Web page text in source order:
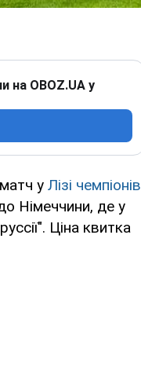
на OBOZ.UA у
у Лізі чемпіонів
Німеччини, де у
Ціна квитка